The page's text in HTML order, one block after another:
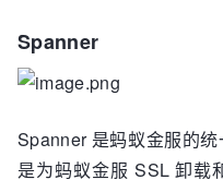
Spanner
Spanner 是蚂蚁金服的
是为蚂蚁金服 SSL 卸载